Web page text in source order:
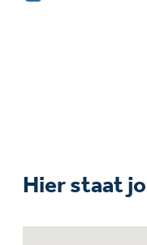
Hier staat